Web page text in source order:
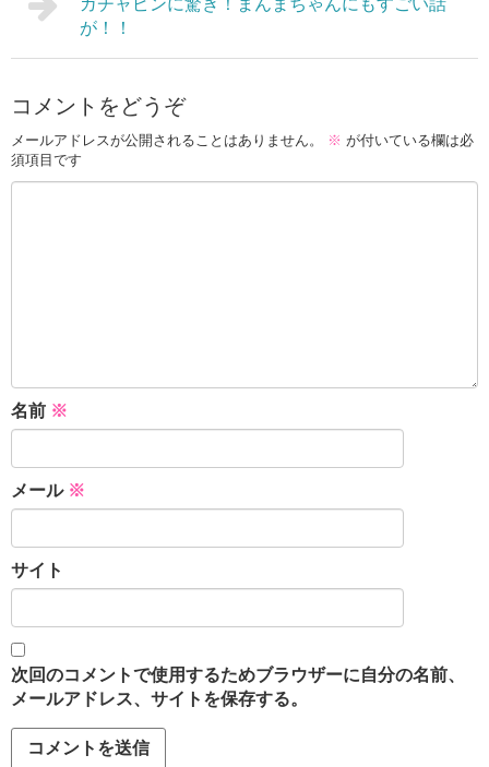
ガチャピンに驚き！まんまちゃんにもすごい話
が！！
コメントをどうぞ
メールアドレスが公開されることはありません。 ※ が付いている欄は必
須項目です
名前 ※
メール ※
サイト
次回のコメントで使用するためブラウザーに自分の名前、
メールアドレス、サイトを保存する。